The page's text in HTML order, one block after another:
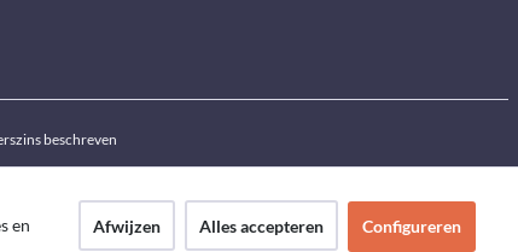
beschreven
en
Afwijzen Alles accepteren Configureren